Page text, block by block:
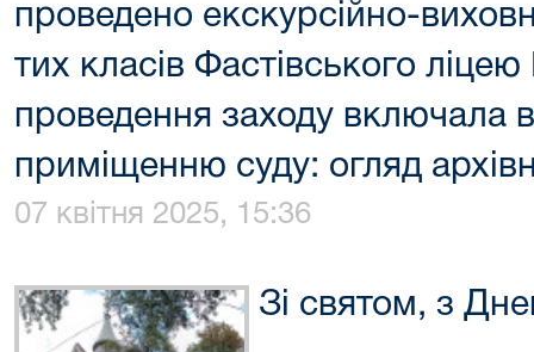
проведено екскурсійно-
тих класів Фастівського
проведення заходу включала
приміщенню суду: огляд
07 квітня 2025, 15:36
Зі святом, з